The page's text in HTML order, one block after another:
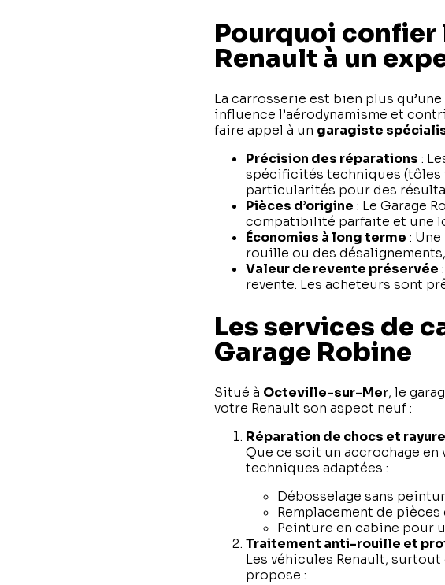
Pourquoi confier
Renault à un
La carrosserie est bien plus
influence l’aérodynamisme et
faire appel à un garagiste
Précision des réparations :
spécificités techniques (tôles
particularités pour des
Pièces d’origine : Le Garage
compatibilité parfaite et une
Économies à long terme :
rouille ou des
Valeur de revente préservée
revente. Les acheteurs sont
Les services de
Garage Robine
Situé à Octeville-sur-Mer, le
votre Renault son aspect neuf :
Réparation de chocs et
Que ce soit un accrochage
techniques adaptées :
Débosselage sans
Remplacement de
Peinture en cabine pour
Traitement anti-rouille et
Les véhicules Renault,
propose :